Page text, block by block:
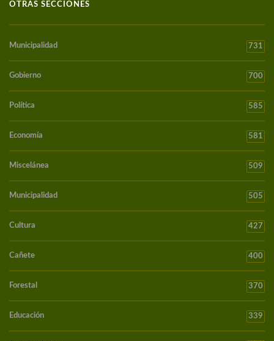
OTRAS SECCIONES
Municipalidad 731
Gobierno 700
Política 585
Economía 581
Miscelánea 509
Municipalidad 505
Cultura 427
Cañete 400
Forestal 370
Educación 339